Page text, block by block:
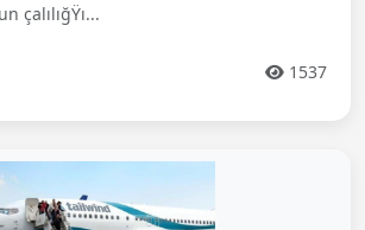
çalılığŸı...
1537